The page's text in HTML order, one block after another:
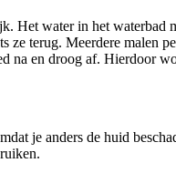
Het water in het
ze terug. Meerdere malen
na en droog af. Hierdoor
je anders de huid